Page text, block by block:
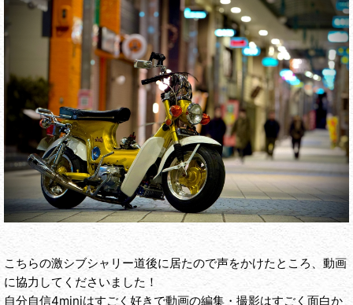
こちらの激シブシャリー道後に居たので声をかけたところ、動画
に協力してくださいました！
自分自信4miniはすごく好きで動画の編集・撮影はすごく面白か